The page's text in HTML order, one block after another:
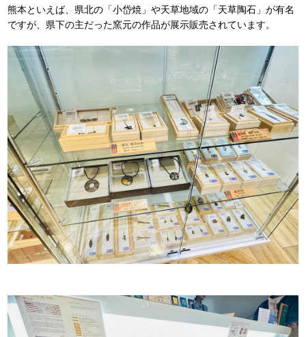
熊本といえば、県北の「小岱焼」や天草地域の「天草陶石」が有名
ですが、県下の主だった窯元の作品が展示販売されています。